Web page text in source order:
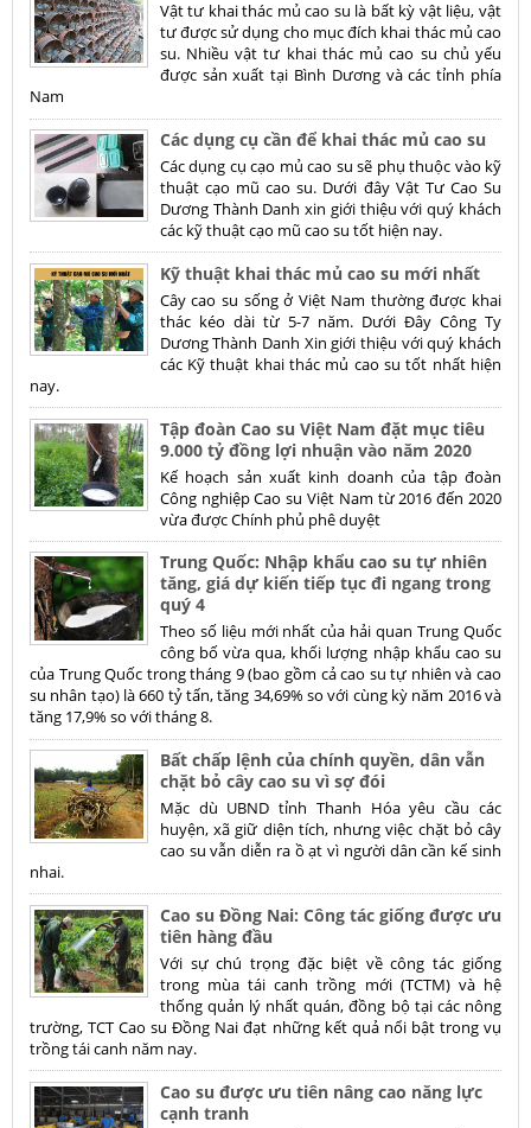
Vật tư khai thác mủ cao su là bất kỳ vật liệu, vật
tư được sử dụng cho mục đích khai thác mủ cao
su. Nhiều vật tư khai thác mủ cao su chủ yếu
được sản xuất tại Bình Dương và các tỉnh phía
Nam
Các dụng cụ cần để khai thác mủ cao su
Các dụng cụ cạo mủ cao su sẽ phụ thuộc vào kỹ
thuật cạo mũ cao su. Dưới đây Vật Tư Cao Su
Dương Thành Danh xin giới thiệu với quý khách
các kỹ thuật cạo mũ cao su tốt hiện nay.
Kỹ thuật khai thác mủ cao su mới nhất
Cây cao su sống ở Việt Nam thường được khai
thác kéo dài từ 5-7 năm. Dưới Đây Công Ty
Dương Thành Danh Xin giới thiệu với quý khách
các Kỹ thuật khai thác mủ cao su tốt nhất hiện
nay.
Tập đoàn Cao su Việt Nam đặt mục tiêu
9.000 tỷ đồng lợi nhuận vào năm 2020
Kế hoạch sản xuất kinh doanh của tập đoàn
Công nghiệp Cao su Việt Nam từ 2016 đến 2020
vừa được Chính phủ phê duyệt
Trung Quốc: Nhập khẩu cao su tự nhiên
tăng, giá dự kiến tiếp tục đi ngang trong
quý 4
Theo số liệu mới nhất của hải quan Trung Quốc
công bố vừa qua, khối lượng nhập khẩu cao su
của Trung Quốc trong tháng 9 (bao gồm cả cao su tự nhiên và cao
su nhân tạo) là 660 tỷ tấn, tăng 34,69% so với cùng kỳ năm 2016 và
tăng 17,9% so với tháng 8.
Bất chấp lệnh của chính quyền, dân vẫn
chặt bỏ cây cao su vì sợ đói
Mặc dù UBND tỉnh Thanh Hóa yêu cầu các
huyện, xã giữ diện tích, nhưng việc chặt bỏ cây
cao su vẫn diễn ra ồ ạt vì người dân cần kế sinh
nhai.
Cao su Đồng Nai: Công tác giống được ưu
tiên hàng đầu
Với sự chú trọng đặc biệt về công tác giống
trong mùa tái canh trồng mới (TCTM) và hệ
thống quản lý nhất quán, đồng bộ tại các nông
trường, TCT Cao su Đồng Nai đạt những kết quả nổi bật trong vụ
trồng tái canh năm nay.
Cao su được ưu tiên nâng cao năng lực
cạnh tranh